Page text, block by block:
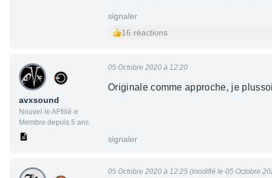
signaler
16 réactions
avxsound
Nouvel·le AFfilié·e
Membre depuis 5 ans
05 Octobre 2020 à 12:20
Originale comme approche, je
signaler
05 Octobre 2020 à 12:25 (modifié le 05 Octobre